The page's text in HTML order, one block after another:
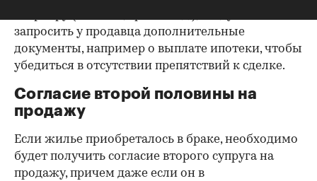
запросить у продавца дополнительные
документы, например о выплате ипотеки, чтобы
убедиться в отсутствии препятствий к сделке.
Согласие второй половины на
продажу
Если жилье приобреталось в браке, необходимо
будет получить согласие второго супруга на
продажу, причем даже если он в